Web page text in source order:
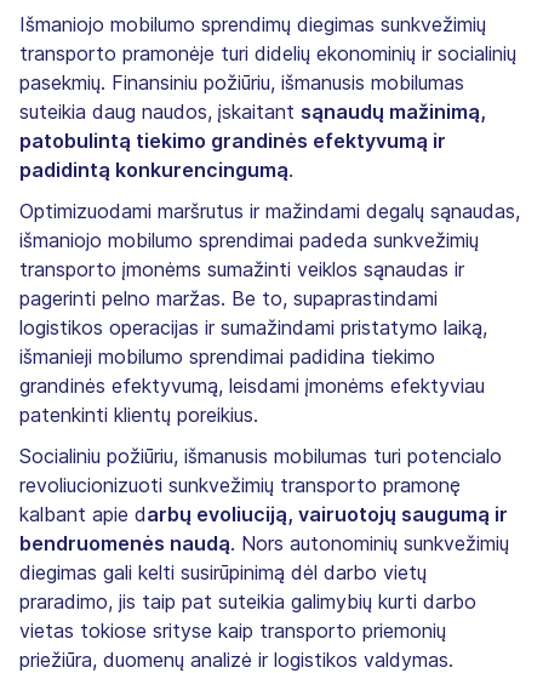
Išmaniojo mobilumo sprendimų diegimas sunkvežimių
transporto pramonėje turi didelių ekonominių ir socialinių
pasekmių. Finansiniu požiūriu, išmanusis mobilumas
suteikia daug naudos, įskaitant sąnaudų mažinimą,
patobulintą tiekimo grandinės efektyvumą ir
padidintą konkurencingumą.
Optimizuodami maršrutus ir mažindami degalų sąnaudas,
išmaniojo mobilumo sprendimai padeda sunkvežimių
transporto įmonėms sumažinti veiklos sąnaudas ir
pagerinti pelno maržas. Be to, supaprastindami
logistikos operacijas ir sumažindami pristatymo laiką,
išmanieji mobilumo sprendimai padidina tiekimo
grandinės efektyvumą, leisdami įmonėms efektyviau
patenkinti klientų poreikius.
Socialiniu požiūriu, išmanusis mobilumas turi potencialo
revoliucionizuoti sunkvežimių transporto pramonę
kalbant apie darbų evoliuciją, vairuotojų saugumą ir
bendruomenės naudą. Nors autonominių sunkvežimių
diegimas gali kelti susirūpinimą dėl darbo vietų
praradimo, jis taip pat suteikia galimybių kurti darbo
vietas tokiose srityse kaip transporto priemonių
priežiūra, duomenų analizė ir logistikos valdymas.